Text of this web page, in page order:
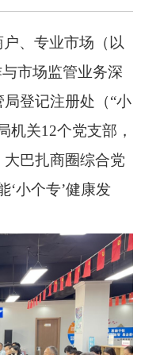
、专业市场（以
市场监管业务深
局登记注册处（“小
机关12个党支部，
大巴扎商圈综合党
‘小个专’健康发